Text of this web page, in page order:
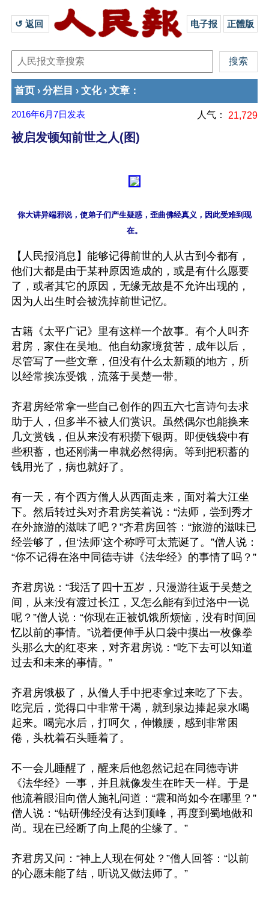
↺ 返回 电子报 正體版
首页 › 分栏目 › 文化› 文章 ：
2016年6月7日 发表 人气： 21,729
被启发顿知前世之人(图)
你大讲异端邪说，使弟子们产生疑惑，歪曲佛经真义，因此受难到现
【人民报消息】能够记得前世的人从古到今都有，
他们大都是由于某种原因造成的，或是有什么愿要
了，或者其它的原因，无缘无故是不允许出现的，
因为人出生时会被洗掉前世记忆。
古籍《太平广记》里有这样一个故事。有个人叫齐
君房，家住在吴地。他自幼家境贫苦，成年以后，
尽管写了一些文章，但没有什么太新颖的地方，所
以经常挨冻受饿，流落于吴楚一带。
齐君房经常拿一些自己创作的四五六七言诗句去求
助于人，但多半不被人们赏识。虽然偶尔也能换来
几文赏钱，但从来没有积攒下银两。即便钱袋中有
些积蓄，也还刚满一串就必然得病。等到把积蓄的
钱用光了，病也就好了。
有一天，有个西方僧人从西面走来，面对着大江坐
下。然后转过头对齐君房笑着说：“法师，尝到秀才
在外旅游的滋味了吧？”齐君房回答：“旅游的滋味已
经尝够了，但‘法师’这个称呼可太荒诞了。”僧人说：
“你不记得在洛中同德寺讲《法华经》的事情了吗？”
齐君房说：“我活了四十五岁，只漫游往返于吴楚之
间，从来没有渡过长江，又怎么能有到过洛中一说
呢？”僧人说：“你现在正被饥饿所烦恼，没有时间回
忆以前的事情。”说着便伸手从口袋中摸出一枚像拳
头那么大的红枣来，对齐君房说：“吃下去可以知道
过去和未来的事情。”
齐君房饿极了，从僧人手中把枣拿过来吃了下去。
吃完后，觉得口中非常干渴，就到泉边捧起泉水喝
起来。喝完水后，打呵欠，伸懒腰，感到非常困
倦，头枕着石头睡着了。
不一会儿睡醒了，醒来后他忽然记起在同德寺讲
《法华经》一事，并且就像发生在昨天一样。于是
他流着眼泪向僧人施礼问道：“震和尚如今在哪里？”
僧人说：“钻研佛经没有达到顶峰，再度到蜀地做和
尚。现在已经断了向上爬的尘缘了。”
齐君房又问：“神上人现在何处？”僧人回答：“以前
的心愿未能了结，听说又做法师了。”